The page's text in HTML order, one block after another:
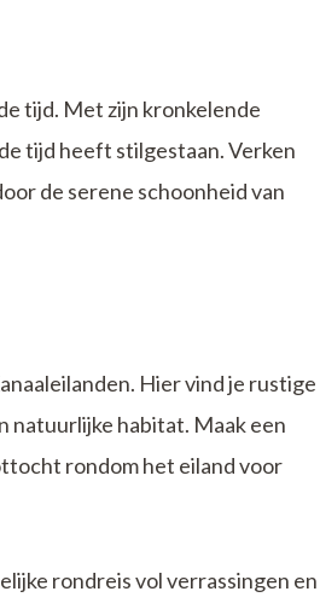
tijd. Met zijn kronkelende
tijd heeft stilgestaan. Verken
de serene schoonheid van
Hier vind je rustige
natuurlijke habitat. Maak een
rondom het eiland voor
rondreis vol verrassingen en